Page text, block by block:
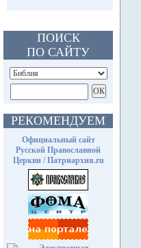
ПОИСК
ПО САЙТУ
РЕКОМЕНДУЕМ
Официальный сайт
Русской Православной
Церкви / Патриархия.ru